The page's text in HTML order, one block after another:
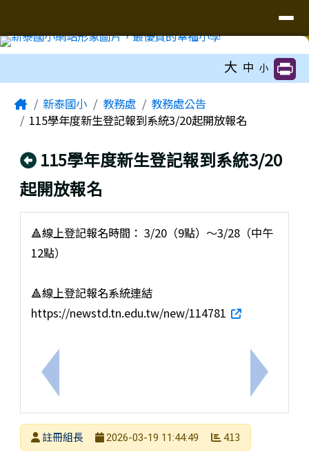
大 中 小
Home新泰國小 教務處
教務處公告
115學年度新生登記報到系統3/20起開放報名
回上頁
115學年度新生登記報到系統3/20
起開放報名
上一筆：114年二年級說故事比賽 得獎名單
🔺線上登記報名時間： 3/20（9點）～3/28（中午
12點）
🔺線上登記報名系統連結
https://newstd.tn.edu.tw/new/114781
下一筆：
發布者
註冊組長
2026-03-19 11:44:49 413